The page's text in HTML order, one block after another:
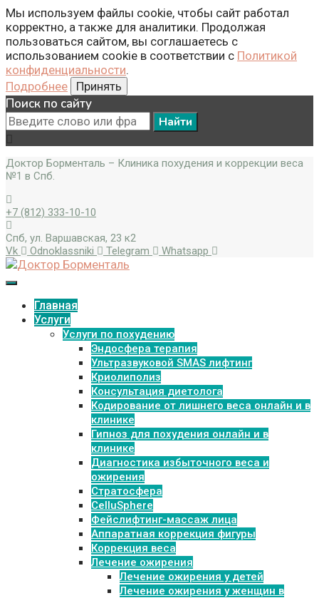
Мы используем файлы cookie, чтобы сайт работал
корректно, а также для аналитики. Продолжая
пользоваться сайтом, вы соглашаетесь с
использованием cookie в соответствии с Политикой
конфиденциальности.
Подробнее
Принять
Поиск по сайту
Search
for:
Доктор Борменталь – Клиника похудения и коррекции веса
№1 в Спб.
+7 (812) 333-10-10
Спб, ул. Варшавская, 23 к2
Vk
Odnoklassniki Telegram Whatsapp
Главная
Услуги
Услуги по похудению
Эндосфера терапия
Ультразвуковой SMAS лифтинг
Криолиполиз
Консультация диетолога
Кодирование от лишнего веса онлайн и в
клинике
Гипноз для похудения онлайн и в
клинике
Диагностика избыточного веса и
ожирения
Стратосфера
CelluSphere
Фейслифтинг-массаж лица
Аппаратная коррекция фигуры
Коррекция веса
Лечение ожирения
Лечение ожирения у детей
Лечение ожирения у женщин в